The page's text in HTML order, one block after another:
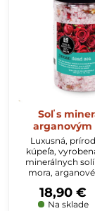
Soľ s
arganovým
Luxusná,
kúpeľa,
minerálnych
mora,
prírodného
Na sklade
18,90 €